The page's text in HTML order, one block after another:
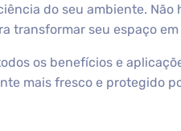
do seu ambiente.
transformar seu espaço
os benefícios e
mais fresco e protegido